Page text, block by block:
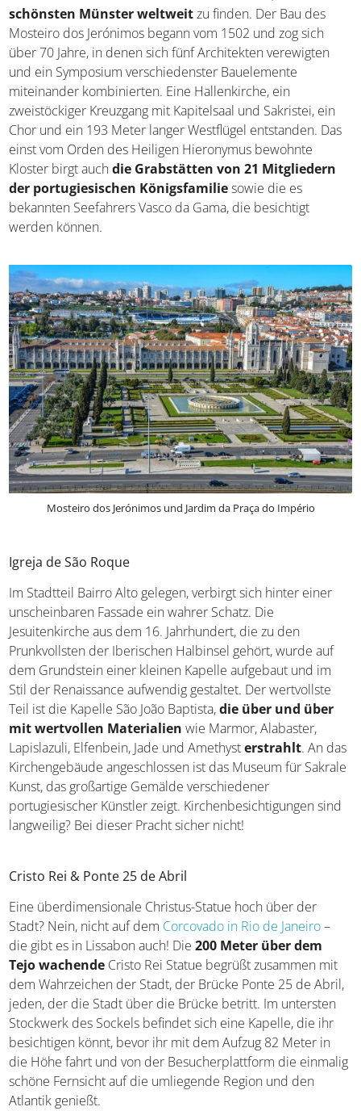
schönsten Münster weltweitzu finden. Der Bau des
Mosteiro dos Jerónimos begann vom 1502 und zog sich
über 70 Jahre, in denen sich fünf Architekten verewigten
und ein Symposium verschiedenster Bauelemente
miteinander kombinierten. Eine Hallenkirche, ein
zweistöckiger Kreuzgang mit Kapitelsaal und Sakristei, ein
Chor und ein 193 Meter langer Westflügel entstanden. Das
einst vom Orden des Heiligen Hieronymus bewohnte
Kloster birgt auchdie Grabstätten von 21 Mitgliedern
der portugiesischen Königsfamiliesowie die es
bekannten Seefahrers Vasco da Gama, die besichtigt
werden können.
Mosteiro dos Jerónimos und Jardim da Praça do Império
Igreja de São Roque
Im Stadtteil Bairro Alto gelegen, verbirgt sich hinter einer
unscheinbaren Fassade ein wahrer Schatz. Die
Jesuitenkirche aus dem 16. Jahrhundert, die zu den
Prunkvollsten der Iberischen Halbinsel gehört, wurde auf
dem Grundstein einer kleinen Kapelle aufgebaut und im
Stil der Renaissance aufwendig gestaltet. Der wertvollste
Teil ist die Kapelle São João Baptista,die über und über
mit wertvollen Materialien wie Marmor, Alabaster,
Lapislazuli, Elfenbein, Jade und Amethysterstrahlt. An das
Kirchengebäude angeschlossen ist das Museum für Sakrale
Kunst, das großartige Gemälde verschiedener
portugiesischer Künstler zeigt. Kirchenbesichtigungen sind
langweilig? Bei dieser Pracht sicher nicht!
Cristo Rei & Ponte 25 de Abril
Eine überdimensionale Christus-Statue hoch über der
Stadt? Nein, nicht auf dem Corcovado in Rio de Janeiro–
die gibt es in Lissabon auch! Die200 Meter über dem
Tejo wachende Cristo Rei Statue begrüßt zusammen mit
dem Wahrzeichen der Stadt, der Brücke Ponte 25 de Abril,
jeden, der die Stadt über die Brücke betritt. Im untersten
Stockwerk des Sockels befindet sich eine Kapelle, die ihr
besichtigen könnt, bevor ihr mit dem Aufzug 82 Meter in
die Höhe fahrt und von der Besucherplattform die einmalig
schöne Fernsicht auf die umliegende Region und den
Atlantik genießt.